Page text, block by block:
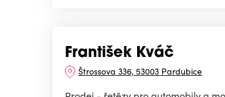
František Kváč
Štrossova 336, 53003 Pardubice